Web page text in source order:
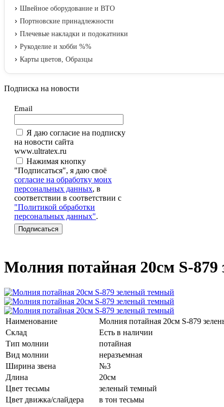
Швейное оборудование и ВТО
Портновские принадлежности
Плечевые накладки и подокатники
Рукоделие и хобби %%
Карты цветов, Образцы
Подписка на новости
Email
Я даю согласие на подписку
на новости сайта
www.ultratex.ru
Нажимая кнопку
"Подписаться", я даю своё
согласие на обработку моих
персональных данных, в
соответствии в соответствии с
"Политикой обработки
персональных данных".
Молния потайная 20см S-
Наименование
Молния потайная 20см S-879
Склад
Есть в наличии
Тип молнии
потайная
Вид молнии
неразъемная
Ширина звена
№3
Длина
20см
Цвет тесьмы
зеленый темный
Цвет движка/слайдера
в тон тесьмы